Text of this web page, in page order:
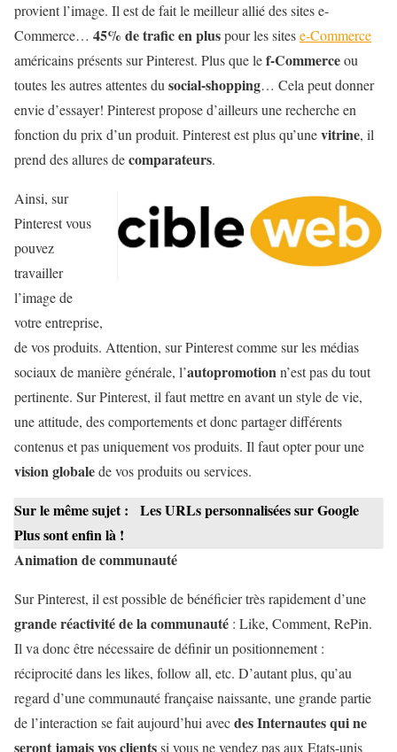
provient l’image. Il est de fait le meilleur allié des sites e-
Commerce… 45% de trafic en pluspour les sitese-Commerce
américains présents sur Pinterest. Plus que lef-Commerceou
toutes les autres attentes du social-shopping… Cela peut donner
envie d’essayer! Pinterest propose d’ailleurs une recherche en
fonction du prix d’un produit. Pinterest est plus qu’unevitrine, il
prend des allures decomparateurs.
Ainsi, sur
Pinterest vous
pouvez
travailler
l’image de
votre entreprise,
de vos produits. Attention, sur Pinterest comme sur les médias
sociaux de manière générale, l’autopromotionn’est pas du tout
pertinente. Sur Pinterest, il faut mettre en avant un style de vie,
une attitude, des comportements et donc partager différents
contenus et pas uniquement vos produits. Il faut opter pour une
vision globalede vos produits ou services.
Sur le même sujet :
Les URLs personnalisées sur Google
Plus sont enfin là !
Animation de communauté
Sur Pinterest, il est possible de bénéficier très rapidement d’une
grande réactivité de la communauté : Like, Comment, RePin.
Il va donc être nécessaire de définir un positionnement :
réciprocité dans les likes, follow all, etc. D’autant plus, qu’au
regard d’une communauté française naissante, une grande partie
de l’interaction se fait aujourd’hui avecdes Internautes qui ne
seront jamais vos clientssi vous ne vendez pas aux Etats-unis